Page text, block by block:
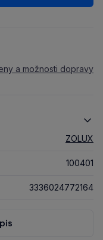
a možnosti dopravy
ZOLUX
100401
3336024772164